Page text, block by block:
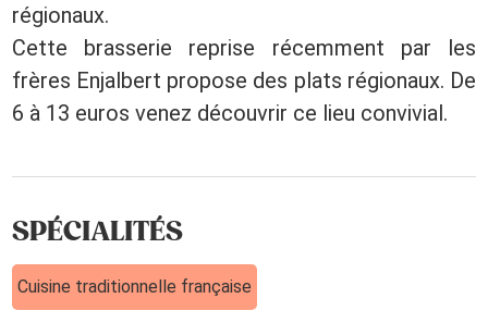
régionaux.
Cette brasserie reprise récemment par les
frères Enjalbert propose des plats régionaux. De
6 à 13 euros venez découvrir ce lieu convivial.
SPÉCIALITÉS
Cuisine traditionnelle française